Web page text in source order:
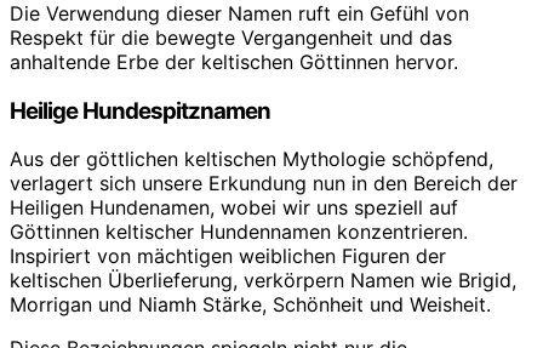
Die Verwendung dieser Namen ruft ein Gefühl von
Respekt für die bewegte Vergangenheit und das
anhaltende Erbe der keltischen Göttinnen hervor.
Heilige Hundespitznamen
Aus der göttlichen keltischen Mythologie schöpfend,
verlagert sich unsere Erkundung nun in den Bereich der
Heiligen Hundenamen, wobei wir uns speziell auf
Göttinnen keltischer Hundennamen konzentrieren.
Inspiriert von mächtigen weiblichen Figuren der
keltischen Überlieferung, verkörpern Namen wie Brigid,
Morrigan und Niamh Stärke, Schönheit und Weisheit.